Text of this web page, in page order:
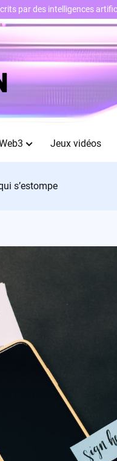
Jeux vidéos
s’estompe
par des intelligences